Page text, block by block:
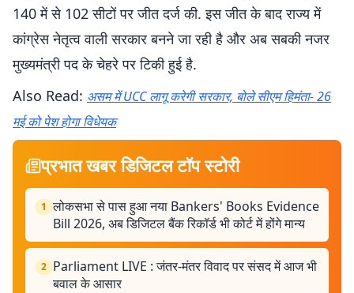
140 में से 102 सीटों पर जीत दर्ज की. इस जीत के बाद राज्य में
कांग्रेस नेतृत्व वाली सरकार बनने जा रही है और अब सबकी नजर
मुख्यमंत्री पद के चेहरे पर टिकी हुई है.
Also Read: असम में UCC लागू करेगी सरकार, बोले सीएम हिमंता- 26
मई को पेश होगा विधेयक
प्रभात खबर डिजिटल टॉप स्टोरी
1 लोकसभा से पास हुआ नया Bankers' Books Evidence
Bill 2026, अब डिजिटल बैंक रिकॉर्ड भी कोर्ट में होंगे मान्य
2 Parliament LIVE : जंतर-मंतर विवाद पर संसद में आज भी
बवाल के आसार